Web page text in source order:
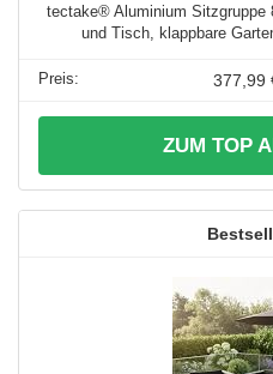
tectake® Aluminium Sitzgruppe
und Tisch, klappbare
377,99
ZUM TOP